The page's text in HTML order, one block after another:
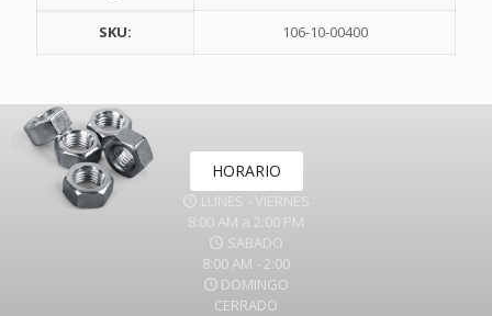
SKU: 106-10-00400
HORARIO
LUNES - VIERNES
8:00 AM a 2:00 PM
SABADO
8:00 AM - 2:00
DOMINGO
CERRADO